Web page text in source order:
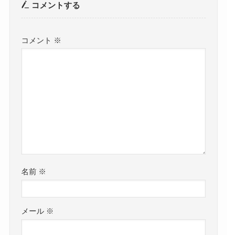
コメントする
コメント ※
名前 ※
メール ※